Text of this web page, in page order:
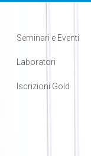
Seminari e Eventi
Laboratori
Iscrizioni Gold